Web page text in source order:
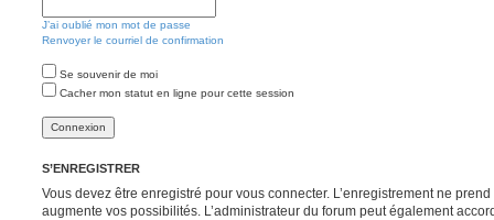
J’ai oublié mon mot de passe
Renvoyer le courriel de confirmation
Se souvenir de moi
Cacher mon statut en ligne pour cette session
S’ENREGISTRER
Vous devez être enregistré pour vous connecter. L’enregistrement ne
augmente vos possibilités. L’administrateur du forum peut également